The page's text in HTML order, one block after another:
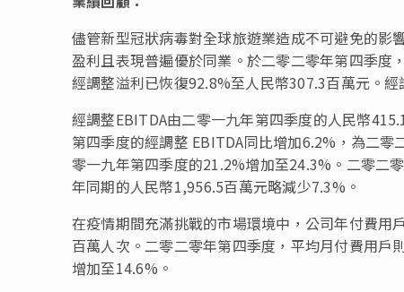
儘管新型冠狀病毒對全球旅遊業造成不可避免的影
盈利且表現普遍優於同業。於二零二零年第四季度
經調整溢利已恢復92.8%至人民幣307.3百萬元。
經調整EBITDA由二零一九年第四季度的人民幣
第四季度的經調整 EBITDA同比增加6.2%，為二
零一九年第四季度的21.2%增加至24.3%。二零二
年同期的人民幣1,956.5百萬元略減少7.3%。
在疫情期間充滿挑戰的市場環境中，公司年付費
百萬人次。二零二零年第四季度，平均月付費用
增加至14.6%。